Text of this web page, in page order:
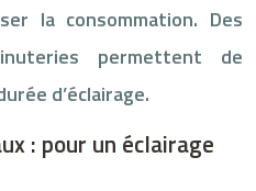
la consommation. Des
permettent de
d’éclairage.
: pour un éclairage